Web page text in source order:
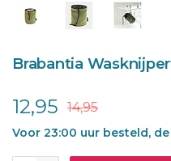
Brabantia
12,95 14,95
Voor 23:00 uur besteld,